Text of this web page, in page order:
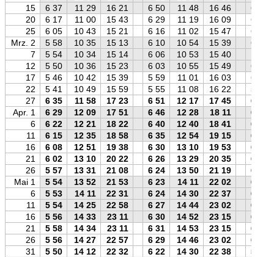
15
6 37 11 29 16 21 6 50 11 48 16 46
6 53
20
6 17 11 00 15 43 6 29 11 19 16 09
6 33
25
6 05 10 43 15 21 6 16 11 02 15 47
6 22
Mrz. 2
5 58 10 35 15 13 6 10 10 54 15 39
6 15
7
5 54 10 34 15 14 6 06 10 53 15 40
12
5 50 10 36 15 23 6 03 10 55 15 49
6 07
17
5 46 10 42 15 39 5 59 11 01 16 03
6 02
22
5 41 10 49 15 59 5 55 11 08 16 22
5 57
27
6 35 11 58 17 23 6 51 12 17 17 45
6 50
Apr. 1
6 29 12 09 17 51 6 46 12 28 18 11
6 43
6
6 22 12 21 18 22 6 40 12 40 18 41
6 35
11
6 15 12 35 18 58 6 35 12 54 19 15
6 28
16
6 08 12 51 19 38 6 30 13 10 19 53
6 20
21
6 02 13 10 20 22 6 26 13 29 20 35
6 13
26
5 57 13 31 21 08 6 24 13 50 21 19
6 07
Mai 1
5 54 13 52 21 53 6 23 14 11 22 02
6 03
6
5 53 14 11 22 31 6 24 14 30 22 37
6 01
11
5 54 14 25 22 58 6 27 14 44 23 02
6 01
16
5 56 14 33 23 11 6 30 14 52 23 15
6 03
21
5 58 14 34 23 11 6 31 14 53 23 15
6 04
26
5 56 14 27 22 57 6 29 14 46 23 02
6 03
31
5 50 14 12 22 32 6 22 14 30 22 38
5 57